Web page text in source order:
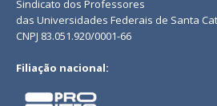
Sindicato dos Professores
das Universidades Federais de Santa
CNPJ 83.051.920/0001-66
Filiação nacional: